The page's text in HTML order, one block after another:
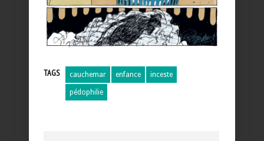
TAGS cauchemar enfance inceste
pédophilie